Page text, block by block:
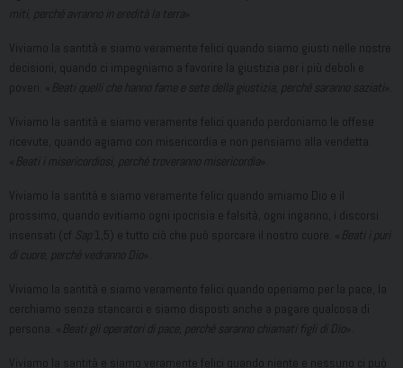
miti, perché avranno in eredità la terra
Viviamo la santità e siamo veramente felici quando siamo giusti nelle nostre
decisioni, quando ci impegniamo a favorire la giustizia per i più deboli e
poveri. «
Beati quelli che hanno fame e sete della giustizia, perché saranno saziati
Viviamo la santità e siamo veramente felici quando perdoniamo le offese
ricevute, quando agiamo con misericordia e non pensiamo alla vendetta.
Beati i misericordiosi, perché troveranno misericordia
Viviamo la santità e siamo veramente felici quando amiamo Dio e il
prossimo, quando evitiamo ogni ipocrisia e falsità, ogni inganno, i discorsi
insensati (cf Sap 1,5) e tutto ciò che può sporcare il nostro cuore. «
Beati i puri
di cuore, perché vedranno Dio
Viviamo la santità e siamo veramente felici quando operiamo per la pace, la
cerchiamo senza stancarci e siamo disposti anche a pagare qualcosa di
persona. «
Beati gli operatori di pace, perché saranno chiamati figli di Dio
Viviamo la santità e siamo veramente felici quando niente e nessuno ci può